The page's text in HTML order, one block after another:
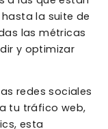
la suite de
las métricas
y optimizar
redes sociales
tu tráfico web,
esta